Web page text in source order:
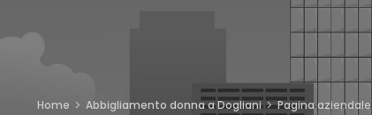
Home Abbigliamento donna a Dogliani Pagina aziendale